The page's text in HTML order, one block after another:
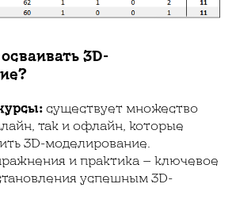
3D-
существует множество
так и офлайн, которые
3D-моделирование.
и практика — ключевое
успешным 3D-